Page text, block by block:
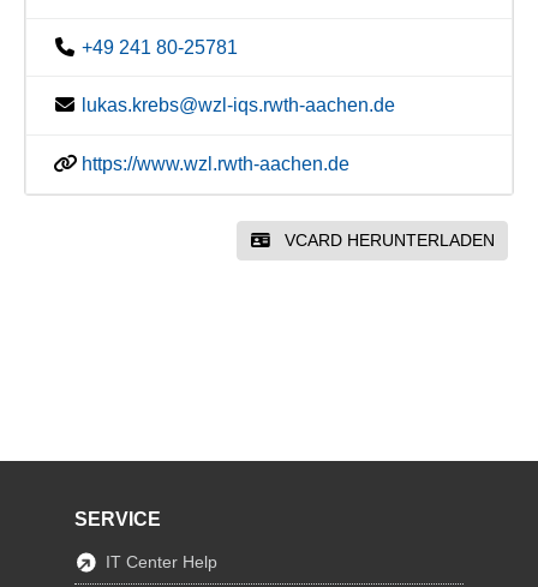
+49 241 80-25781
lukas.krebs@wzl-iqs.rwth-aachen.de
https://www.wzl.rwth-aachen.de
VCARD HERUNTERLADEN
SERVICE
IT Center Help